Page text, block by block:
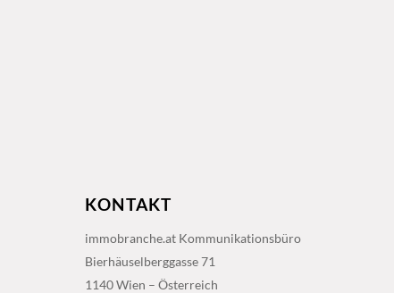
KONTAKT
immobranche.at Kommunikationsbüro
Bierhäuselberggasse 71
1140 Wien – Österreich